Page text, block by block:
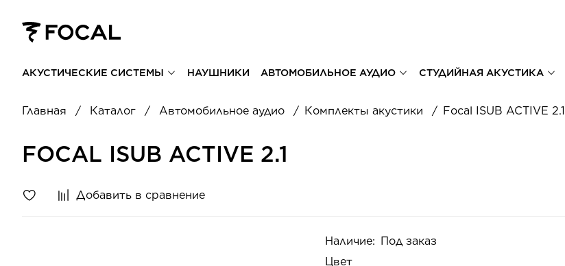
АКУСТИЧЕСКИЕ СИСТЕМЫ НАУШНИКИ АВТОМОБИЛЬНОЕ АУДИО СТУДИЙНАЯ АКУСТИКА
Главная Каталог Автомобильное аудио Комплекты акустики Focal ISUB ACTIVE 2.1
FOCAL ISUB ACTIVE 2.1
Добавить в сравнение
Наличие: Под заказ
Цвет